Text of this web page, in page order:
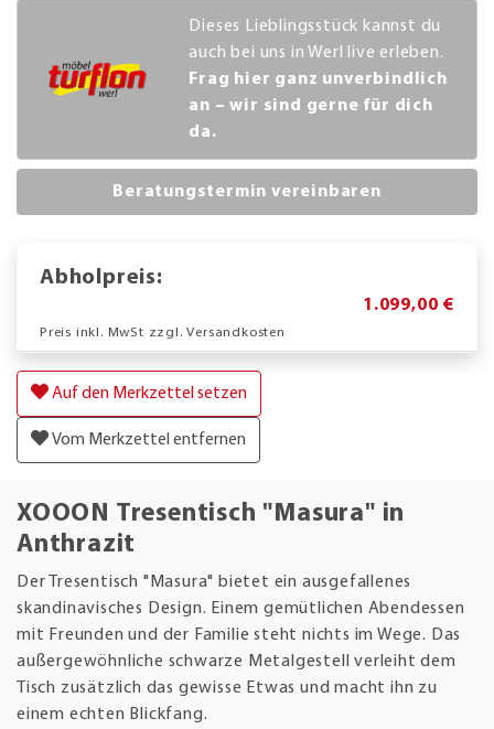
Dieses Lieblingsstück kannst du
auch bei uns in Werl live erleben.
Frag hier ganz unverbindlich
an – wir sind gerne für dich
da.
Beratungstermin vereinbaren
Abholpreis:
1.099,00 €
Preis inkl. MwSt zzgl. Versandkosten
Auf den Merkzettel setzen
Vom Merkzettel entfernen
XOOON Tresentisch "Masura" in
Anthrazit
Der Tresentisch "Masura" bietet ein ausgefallenes
skandinavisches Design. Einem gemütlichen Abendessen
mit Freunden und der Familie steht nichts im Wege. Das
außergewöhnliche schwarze Metalgestell verleiht dem
Tisch zusätzlich das gewisse Etwas und macht ihn zu
einem echten Blickfang.